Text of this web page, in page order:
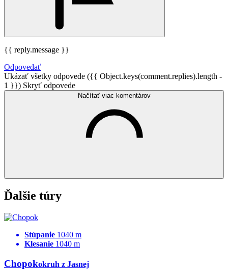
{{ reply.message }}
Odpovedať
Ukázať všetky odpovede ({{ Object.keys(comment.replies).length -
1 }}) Skryť odpovede
Načítať viac komentárov
Ďalšie túry
Stúpanie 1040 m
Klesanie 1040 m
Chopokokruh z Jasnej